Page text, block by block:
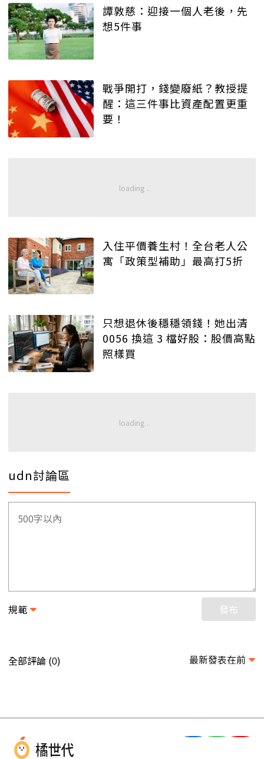
譚敦慈：迎接一個人老後，先
想5件事
戰爭開打，錢變廢紙？教授提
醒：這三件事比資產配置更重
要！
入住平價養生村！全台老人公
寓「政策型補助」最高打5折
只想退休後穩穩領錢！她出清
0056 換這 3 檔好股：股價高點
照樣買
udn討論區
規範 發布
全部評論 (0) 最新發表在前